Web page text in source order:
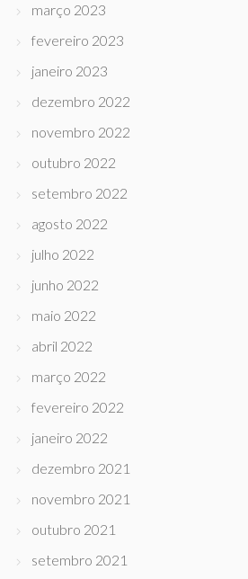
março 2023
fevereiro 2023
janeiro 2023
dezembro 2022
novembro 2022
outubro 2022
setembro 2022
agosto 2022
julho 2022
junho 2022
maio 2022
abril 2022
março 2022
fevereiro 2022
janeiro 2022
dezembro 2021
novembro 2021
outubro 2021
setembro 2021